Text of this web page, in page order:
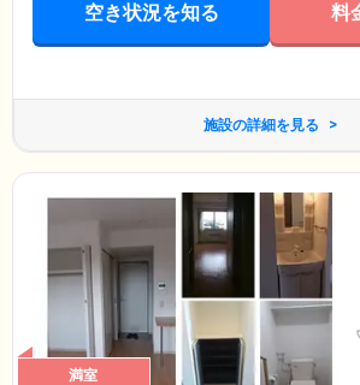
空き状況を知る 料
施設の詳細を見る
満室